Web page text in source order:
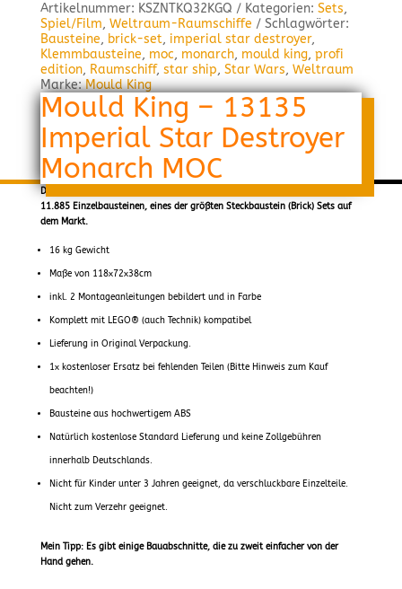
Artikelnummer: KSZNTKQ32KGQ Kategorien: Sets,
Spiel/Film, Weltraum-Raumschiffe
Schlagwörter:
Bausteine, brick-set, imperial star destroyer,
Klemmbausteine, moc, monarch, mould king, profi
edition, Raumschiff, star ship, Star Wars, Weltraum
Marke:Mould King
Mould King – 13135
Imperial Star Destroyer
Monarch MOC
Der Mould King Imperial Star Destroyer Monarch MOC ist mit mehr als
11.885 Einzelbausteinen, eines der größten Steckbaustein (Brick) Sets auf
dem Markt.
16 kg Gewicht
Maße von 118x72x38cm
inkl. 2 Montageanleitungen bebildert und in Farbe
Komplett mit LEGO® (auch Technik) kompatibel
Lieferung in Original Verpackung.
1x kostenloser Ersatz bei fehlenden Teilen (Bitte Hinweis zum Kauf
beachten!)
Bausteine aus hochwertigem ABS
Natürlich kostenlose Standard Lieferung und keine Zollgebühren
innerhalb Deutschlands.
Nicht für Kinder unter 3 Jahren geeignet, da verschluckbare Einzelteile.
Nicht zum Verzehr geeignet.
Mein Tipp: Es gibt einige Bauabschnitte, die zu zweit einfacher von der
Hand gehen.